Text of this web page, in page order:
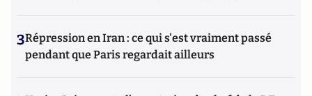
3Répression en Iran : ce qui s'est vraiment passé
pendant que Paris regardait ailleurs